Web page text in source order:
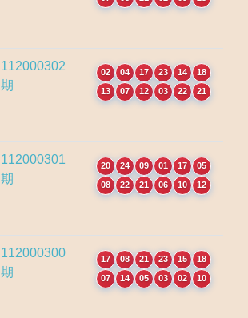
112000302
期
02 04 17 23 14
18
13
07 12 03 22 21
112000301
期
20 24 09 01 17
05
08
22 21 06 10 12
112000300
期
17 08 21 23 15
18
07
14 05 03 02 10